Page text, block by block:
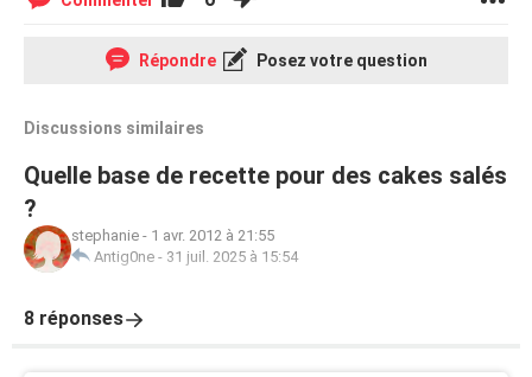
Répondre Posez votre question
Discussions similaires
Quelle base de recette pour des cakes salés
?
stephanie - 1 avr. 2012 à 21:55
Antig0ne - 31 juil. 2025 à 15:54
8 réponses